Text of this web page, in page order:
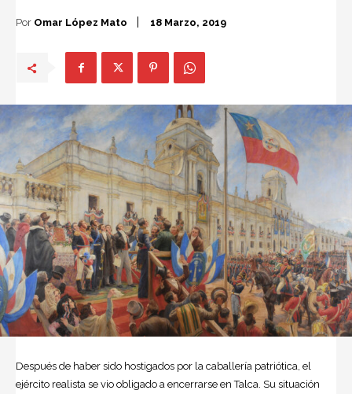
Por Omar López Mato 18 Marzo, 2019
Después de haber sido hostigados por la caballería patriótica, el
ejército realista se vio obligado a encerrarse en Talca. Su situación